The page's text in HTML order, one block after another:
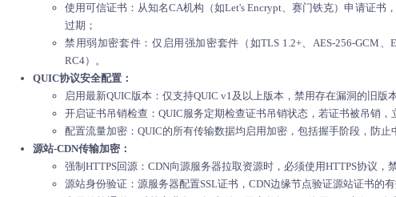
使用可信证书：从知名CA机构（如Let's Encrypt、赛门铁克）申请证书
过期；
禁用弱加密套件：仅启用强加密套件（如TLS 1.2+、AES-256-GCM、
RC4）。
QUIC协议安全配置：
启用最新QUIC版本：仅支持QUIC v1及以上版本，禁用存在漏洞的旧版
开启证书吊销检查：QUIC服务定期检查证书吊销状态，若证书被吊销，
配置流量加密：QUIC的所有传输数据均启用加密，包括握手阶段，防止
源站-CDN传输加密：
强制HTTPS回源：CDN向源服务器拉取资源时，必须使用HTTPS协议，
源站身份验证：源服务器配置SSL证书，CDN边缘节点验证源站证书的